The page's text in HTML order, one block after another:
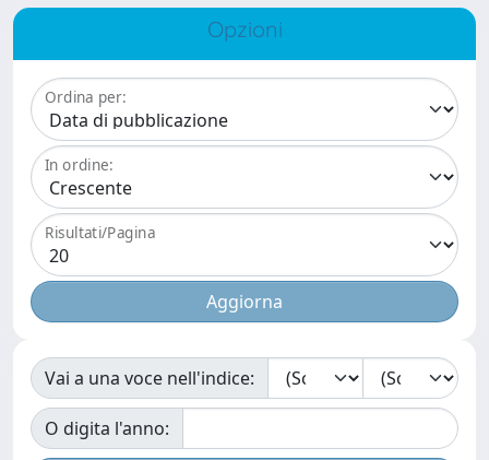
Opzioni
Ordina per:
In ordine:
Risultati/Pagina
Vai a una voce nell'indice:
O digita l'anno: